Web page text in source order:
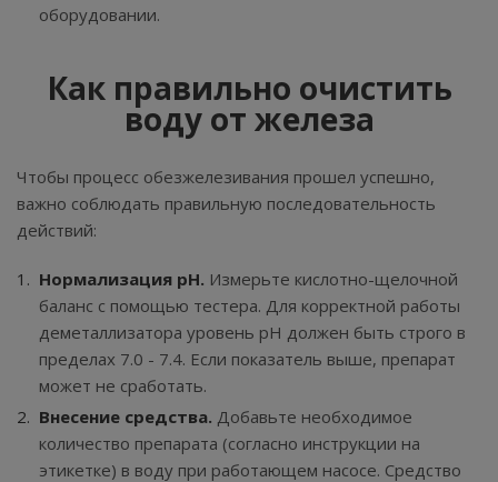
оборудовании.
Как правильно очистить
воду от железа
Чтобы процесс обезжелезивания прошел успешно,
важно соблюдать правильную последовательность
действий:
Нормализация pH. Измерьте кислотно-щелочной
баланс с помощью тестера. Для корректной работы
деметаллизатора уровень pH должен быть строго в
пределах 7.0 - 7.4. Если показатель выше, препарат
может не сработать.
Внесение средства. Добавьте необходимое
количество препарата (согласно инструкции на
этикетке) в воду при работающем насосе. Средство